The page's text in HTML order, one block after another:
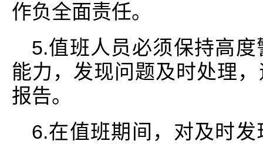
作负全面责任。
5.值班人员必须保持高
能力，发现问题及时处理
报告。
6.在值班期间，对及时